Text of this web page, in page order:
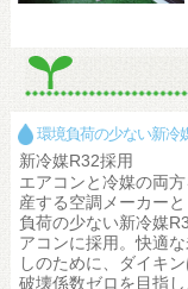
環境負荷の少ない新冷
新冷媒R32採用
エアコンと冷媒の両
産する空調メーカー
負荷の少ない新冷媒
アコンに採用。快適
しのために、ダイキ
破壊係数ゼロを目指